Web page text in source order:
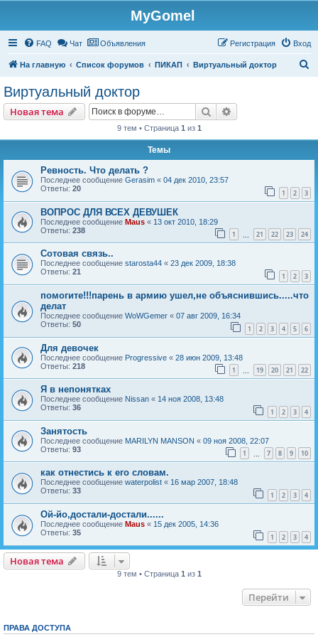
MyGomel
FAQ Чат Объявления Вход
Регистрация
На главную Список форумов ПИКАП Виртуальный доктор
Виртуальный доктор
Новая тема
Новаятема Поиск
9 тем • Страница 1 из 1
Темы
Ревность. Что делать ?
Последнее сообщение Gerasim « 04 дек 2010, 23:57
Ответы: 20 1 2 3
ВОПРОС ДЛЯ ВСЕХ ДЕВУШЕК
Последнее сообщение Maus « 13 окт 2010, 18:29
Ответы: 238 1 21 22 23 24
Сотовая связь..
Последнее сообщение starosta44 « 23 дек 2009, 18:38
Ответы: 21 1 2 3
помогите!!!парень в армию ушел,не объяснившись.....что
делат
Последнее сообщение WoWGemer « 07 авг 2009, 16:34
Ответы: 50 1 2 3 4 5 6
Для девочек
Последнее сообщение Progressive « 28 июн 2009, 13:48
Ответы: 218 1 19 20 21 22
Я в непонятках
Последнее сообщение Nissan « 14 ноя 2008, 13:48
Ответы: 36 1 2 3 4
Занятость
Последнее сообщение MARILYN MANSON « 09 ноя 2008, 22:07
Ответы: 93 1 7 8 9 10
как отнестись к его словам.
Последнее сообщение waterpolist « 16 мар 2007, 18:48
Ответы: 33 1 2 3 4
Ой-йо,достали-достали......
Последнее сообщение Maus « 15 дек 2005, 14:36
Ответы: 35 1 2 3 4
Новая тема
Новаятема
9 тем • Страница 1 из 1
Перейти
ПРАВА ДОСТУПА